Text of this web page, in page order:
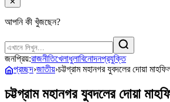
আপনি কী খুঁজছেন?
জনপ্রিয়:রাজনীতিখেলাধুলাবিনোদনপ্রযুক্তি
প্রচ্ছদ›জাতীয়›চট্টগ্রাম মহানগর যুবদলের দোয়া
চট্টগ্রাম মহানগর যুবদলের দোয়া